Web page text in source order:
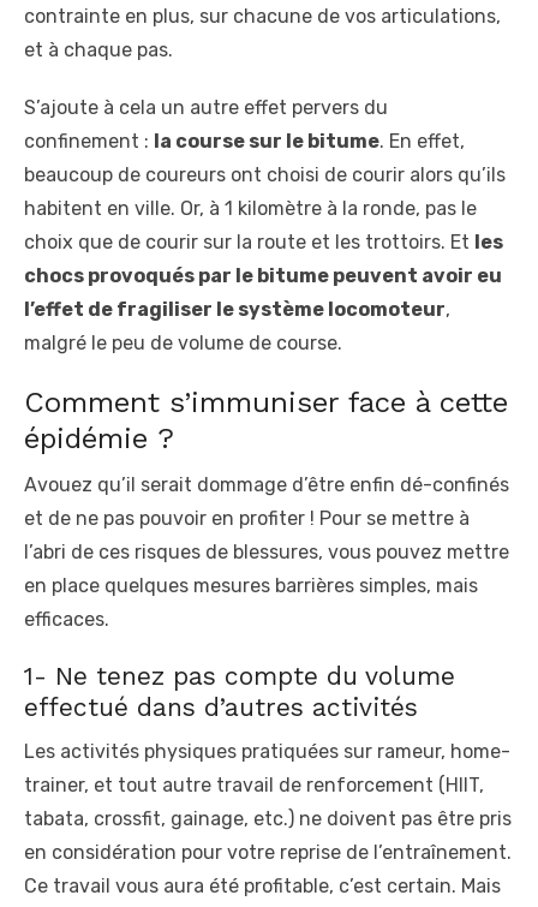
contrainte en plus, sur chacune de vos articulations,
et à chaque pas.
S’ajoute à cela un autre effet pervers du
confinement : la course sur le bitume. En effet,
beaucoup de coureurs ont choisi de courir alors qu’ils
habitent en ville. Or, à 1 kilomètre à la ronde, pas le
choix que de courir sur la route et les trottoirs. Et les
chocs provoqués par le bitume peuvent avoir eu
l’effet de fragiliser le système locomoteur,
malgré le peu de volume de course.
Comment s’immuniser face à cette
épidémie ?
Avouez qu’il serait dommage d’être enfin dé-confinés
et de ne pas pouvoir en profiter ! Pour se mettre à
l’abri de ces risques de blessures, vous pouvez mettre
en place quelques mesures barrières simples, mais
efficaces.
1- Ne tenez pas compte du volume
effectué dans d’autres activités
Les activités physiques pratiquées sur rameur, home-
trainer, et tout autre travail de renforcement (HIIT,
tabata, crossfit, gainage, etc.) ne doivent pas être pris
en considération pour votre reprise de l’entraînement.
Ce travail vous aura été profitable, c’est certain. Mais